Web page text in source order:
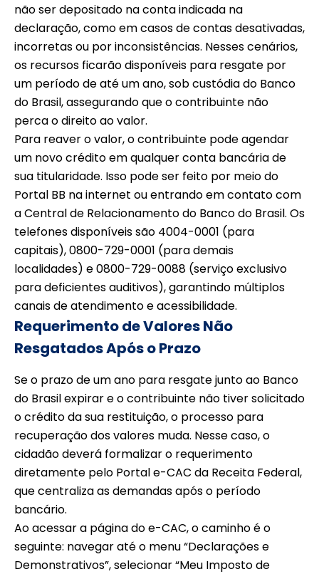
não ser depositado na conta indicada na
declaração, como em casos de contas desativadas,
incorretas ou por inconsistências. Nesses cenários,
os recursos ficarão disponíveis para resgate por
um período de até um ano, sob custódia do Banco
do Brasil, assegurando que o contribuinte não
perca o direito ao valor.
Para reaver o valor, o contribuinte pode agendar
um novo crédito em qualquer conta bancária de
sua titularidade. Isso pode ser feito por meio do
Portal BB na internet ou entrando em contato com
a Central de Relacionamento do Banco do Brasil. Os
telefones disponíveis são 4004-0001 (para
capitais), 0800-729-0001 (para demais
localidades) e 0800-729-0088 (serviço exclusivo
para deficientes auditivos), garantindo múltiplos
canais de atendimento e acessibilidade.
Requerimento de Valores Não
Resgatados Após o Prazo
Se o prazo de um ano para resgate junto ao Banco
do Brasil expirar e o contribuinte não tiver solicitado
o crédito da sua restituição, o processo para
recuperação dos valores muda. Nesse caso, o
cidadão deverá formalizar o requerimento
diretamente pelo Portal e-CAC da Receita Federal,
que centraliza as demandas após o período
bancário.
Ao acessar a página do e-CAC, o caminho é o
seguinte: navegar até o menu “Declarações e
Demonstrativos”, selecionar “Meu Imposto de